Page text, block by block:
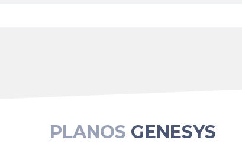
PLANOS GENESYS